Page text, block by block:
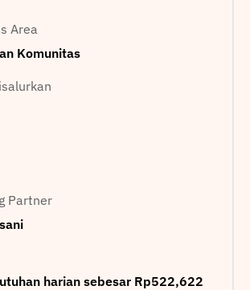
Area
Komunitas
Partner
harian sebesar Rp522,622